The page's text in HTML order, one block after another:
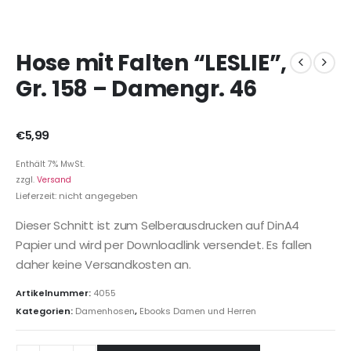
Hose mit Falten “LESLIE”,
Gr. 158 – Damengr. 46
€5,99
Enthält 7% MwSt.
zzgl. Versand
Lieferzeit: nicht angegeben
Dieser Schnitt ist zum Selberausdrucken auf DinA4
Papier und wird per Downloadlink versendet. Es fallen
daher keine Versandkosten an.
Artikelnummer: 4055
Kategorien: Damenhosen, Ebooks Damen und Herren